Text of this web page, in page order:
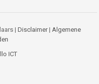
| Disclaimer| Algemene
ICT